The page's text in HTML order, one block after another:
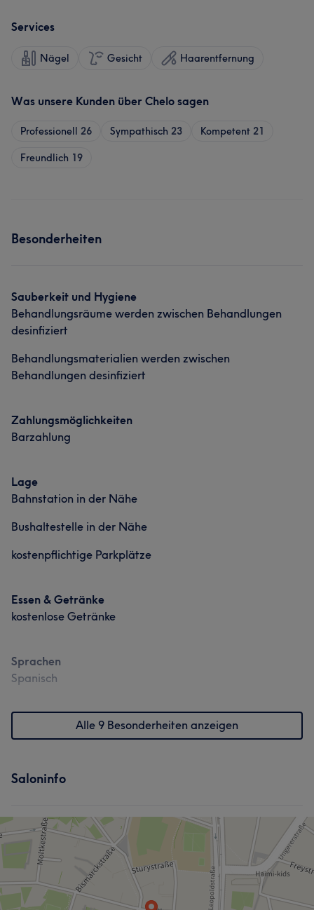
Services
Nägel Gesicht Haarentfernung
Was unsere Kunden über Chelo sagen
Professionell 26 Sympathisch 23 Kompetent 21
Freundlich 19
Besonderheiten
Sauberkeit und Hygiene
Behandlungsräume werden zwischen Behandlungen
desinfiziert
Behandlungsmaterialien werden zwischen
Behandlungen desinfiziert
Zahlungsmöglichkeiten
Barzahlung
Lage
Bahnstation in der Nähe
Bushaltestelle in der Nähe
kostenpflichtige Parkplätze
Essen & Getränke
kostenlose Getränke
Sprachen
Spanisch
Alle 9 Besonderheiten anzeigen
Saloninfo